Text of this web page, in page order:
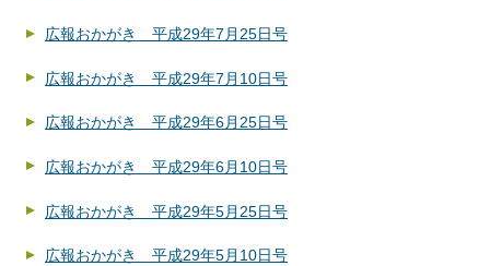
広報おかがき 平成29年7月25日号
広報おかがき 平成29年7月10日号
広報おかがき 平成29年6月25日号
広報おかがき 平成29年6月10日号
広報おかがき 平成29年5月25日号
広報おかがき 平成29年5月10日号